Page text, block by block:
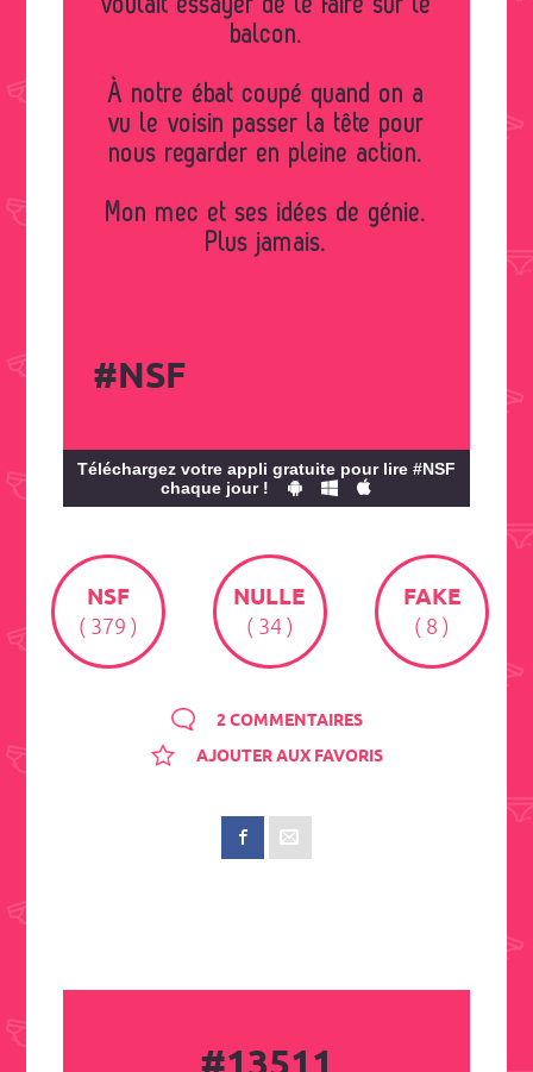
balcon.
À notre ébat coupé quand on a
vu le voisin passer la tête pour
nous regarder en pleine action.
Mon mec et ses idées de génie.
Plus jamais.
#NSF
Téléchargez votre appli gratuite pour lire #NSF
chaque jour !
NSF
( 379 )
NULLE
( 34 )
FAKE
( 8 )
2 COMMENTAIRES
AJOUTER AUX FAVORIS